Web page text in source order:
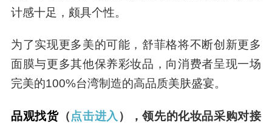
计感十足，颇具个性。
为了实现更多美的可能，舒菲格将不断创新更多
面膜与更多其他保养彩妆品，向消费者呈现一场
完美的100%台湾制造的高品质美肤盛宴。
品观找货（点击进入 ），领先的化妆品采购对接